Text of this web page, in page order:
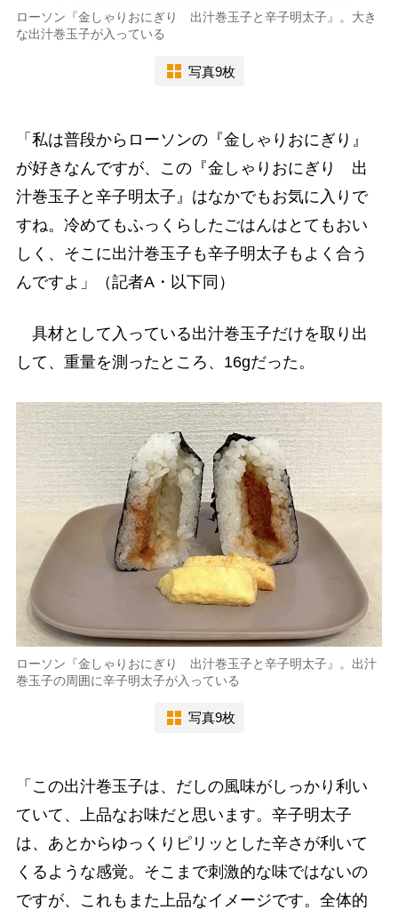
ローソン『金しゃりおにぎり 出汁巻玉子と辛子明太子』。大き
な出汁巻玉子が入っている
写真9枚
「私は普段からローソンの『金しゃりおにぎり』
が好きなんですが、この『金しゃりおにぎり 出
汁巻玉子と辛子明太子』はなかでもお気に入りで
すね。冷めてもふっくらしたごはんはとてもおい
しく、そこに出汁巻玉子も辛子明太子もよく合う
んですよ」（記者A・以下同）
具材として入っている出汁巻玉子だけを取り出
して、重量を測ったところ、16gだった。
ローソン『金しゃりおにぎり 出汁巻玉子と辛子明太子』。出汁
巻玉子の周囲に辛子明太子が入っている
写真9枚
「この出汁巻玉子は、だしの風味がしっかり利い
ていて、上品なお味だと思います。辛子明太子
は、あとからゆっくりピリッとした辛さが利いて
くるような感覚。そこまで刺激的な味ではないの
ですが、これもまた上品なイメージです。全体的